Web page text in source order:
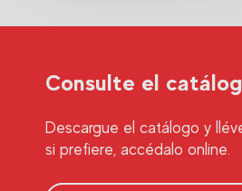
Consulte el
Descargue el catálogo y
si prefiere, accédalo online.